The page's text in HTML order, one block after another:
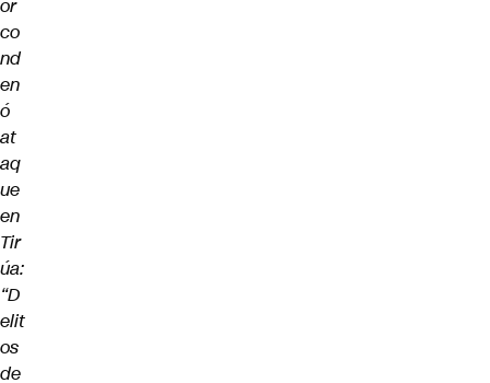
or
co
nd
en
ó
at
aq
ue
en
Tir
úa:
“D
elit
os
de